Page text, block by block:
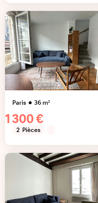
Paris 36m²
1 300 €
2 Pièces